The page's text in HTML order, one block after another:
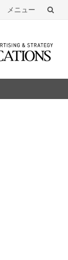
メニュー